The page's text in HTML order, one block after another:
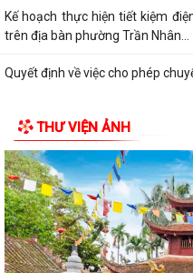
Kế hoạch thực hiện tiết kiệm
trên địa bàn phường Trần Nhân...
Quyết định về việc cho phép
định kỳ, khám sàng lọc miễn...
Hội nghị giao ban cụm
nhiệm vụ quý III năm 2026
Hội nghị triển khai Kế hoạch tổ
Trần Nhân Tông năm 2026
THƯ VIỆN ẢNH